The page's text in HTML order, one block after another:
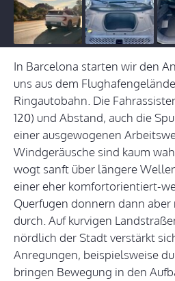
In Barcelona starten wir den
uns aus dem
Ringautobahn. Die
120) und Abstand, auch die
einer ausgewogenen
Windgeräusche sind kaum
wogt sanft über längere
einer eher komfortorientiert-
Querfugen donnern dann
durch. Auf kurvigen
nördlich der Stadt verstärkt
Anregungen, beispielsweise
bringen Bewegung in den